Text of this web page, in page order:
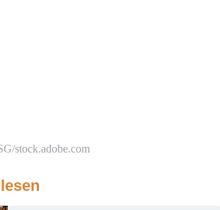
stock.adobe.com